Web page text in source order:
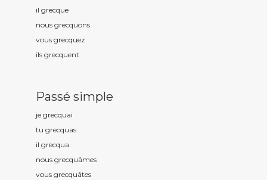
il grecque
nous grecquons
vous grecquez
ils grecquent
Passé simple
je grecquai
tu grecquas
il grecqua
nous grecquâmes
vous grecquâtes